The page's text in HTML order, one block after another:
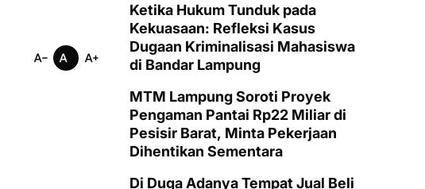
Ketika Hukum Tunduk pada
Kekuasaan: Refleksi Kasus
Dugaan Kriminalisasi Mahasiswa
di Bandar Lampung
MTM Lampung Soroti Proyek
Pengaman Pantai Rp22 Miliar di
Pesisir Barat, Minta Pekerjaan
Dihentikan Sementara
Di Duga Adanya Tempat Jual Beli